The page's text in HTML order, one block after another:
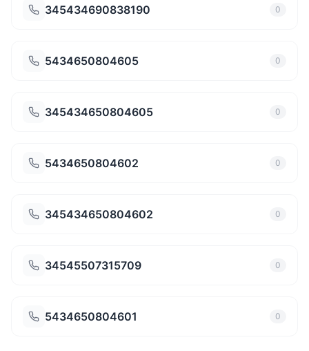
345434690838190 0
5434650804605 0
345434650804605 0
5434650804602 0
345434650804602 0
34545507315709 0
5434650804601 0